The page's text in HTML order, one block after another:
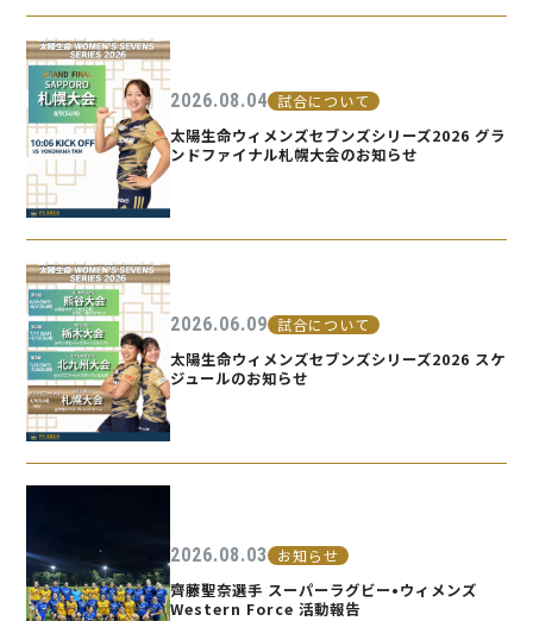
2026.08.04 試合について
太陽生命ウィメンズセブンズシリーズ2026 グラ
ンドファイナル札幌大会のお知らせ
2026.06.09 試合について
太陽生命ウィメンズセブンズシリーズ2026 スケ
ジュールのお知らせ
2026.08.03 お知らせ
齊藤聖奈選手 スーパーラグビー•ウィメンズ
Western Force 活動報告